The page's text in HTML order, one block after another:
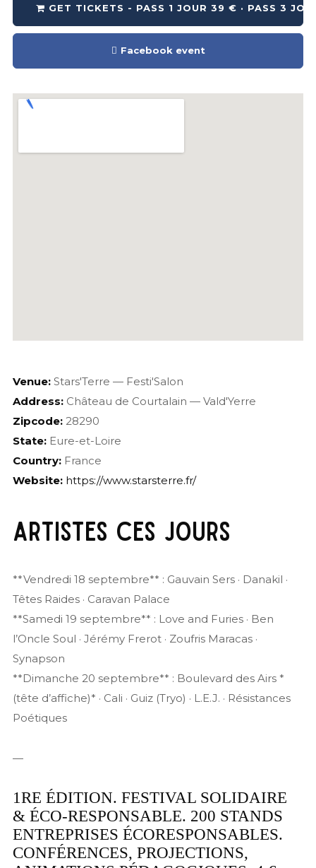
GET TICKETS - PASS 1 JOUR 39 € · PASS 3
Facebook event
Venue:Stars'Terre — Festi'Salon
Address:Château de Courtalain — Vald'Yerre
Zipcode:28290
State:Eure-et-Loire
Country:France
Website: https://www.starsterre.fr/
ARTISTES CES JOURS
**Vendredi 18 septembre** : Gauvain Sers · Danakil ·
Têtes Raides · Caravan Palace
**Samedi 19 septembre** : Love and Furies · Ben
l’Oncle Soul · Jérémy Frerot · Zoufris Maracas ·
Synapson
**Dimanche 20 septembre** : Boulevard des Airs *
(tête d’affiche)* · Cali · Guiz (Tryo) · L.E.J. · Résistances
Poétiques
—
1RE ÉDITION. FESTIVAL SOLIDAIRE
& ÉCO-RESPONSABLE. 200 STANDS
ENTREPRISES ÉCORESPONSABLES.
CONFÉRENCES, PROJECTIONS,